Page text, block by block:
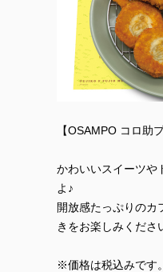
【OSAMPO コロ助
かわいいスイーツや
よ♪
開放感たっぷりのカ
きをお楽しみくださ
※価格は税込みです。